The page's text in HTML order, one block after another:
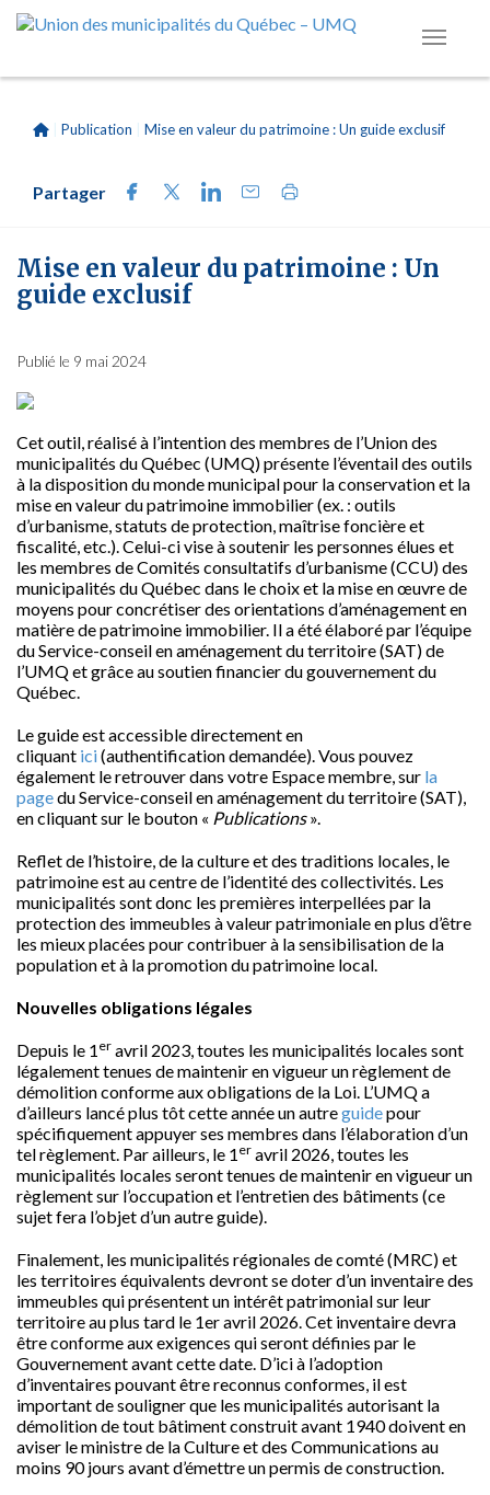
Publication Mise en valeur du patrimoine : Un guide exclusif
Partager
Mise en valeur du patrimoine : Un
guide exclusif
Publié le 9 mai 2024
Cet outil, réalisé à l’intention des membres de l’Union des
municipalités du Québec (UMQ) présente l’éventail des outils
à la disposition du monde municipal pour la conservation et la
mise en valeur du patrimoine immobilier (ex. : outils
d’urbanisme, statuts de protection, maîtrise foncière et
fiscalité, etc.). Celui-ci vise à soutenir les personnes élues et
les membres de Comités consultatifs d’urbanisme (CCU) des
municipalités du Québec dans le choix et la mise en œuvre de
moyens pour concrétiser des orientations d’aménagement en
matière de patrimoine immobilier. Il a été élaboré par l’équipe
du Service-conseil en aménagement du territoire (SAT) de
l’UMQ et grâce au soutien financier du gouvernement du
Québec.
Le guide est accessible directement en
cliquant ici(authentification demandée). Vous pouvez
également le retrouver dans votre Espace membre, sur la
pagedu Service-conseil en aménagement du territoire (SAT),
en cliquant sur le bouton « Publications».
Reflet de l’histoire, de la culture et des traditions locales, le
patrimoine est au centre de l’identité des collectivités. Les
municipalités sont donc les premières interpellées par la
protection des immeubles à valeur patrimoniale en plus d’être
les mieux placées pour contribuer à la sensibilisation de la
population et à la promotion du patrimoine local.
Nouvelles obligations légales
Depuis le 1 er avril 2023, toutes les municipalités locales sont
légalement tenues de maintenir en vigueur un règlement de
démolition conforme aux obligations de la Loi. L’UMQ a
d’ailleurs lancé plus tôt cette année un autreguidepour
spécifiquement appuyer ses membres dans l’élaboration d’un
tel règlement. Par ailleurs, le 1 er avril 2026, toutes les
municipalités locales seront tenues de maintenir en vigueur un
règlement sur l’occupation et l’entretien des bâtiments (ce
sujet fera l’objet d’un autre guide).
Finalement, les municipalités régionales de comté (MRC) et
les territoires équivalents devront se doter d’un inventaire des
immeubles qui présentent un intérêt patrimonial sur leur
territoire au plus tard le 1er avril 2026. Cet inventaire devra
être conforme aux exigences qui seront définies par le
Gouvernement avant cette date. D’ici à l’adoption
d’inventaires pouvant être reconnus conformes, il est
important de souligner que les municipalités autorisant la
démolition de tout bâtiment construit avant 1940 doivent en
aviser le ministre de la Culture et des Communications au
moins 90 jours avant d’émettre un permis de construction.